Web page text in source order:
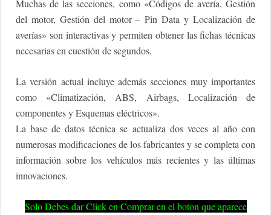
Muchas de las secciones, como «Códigos de avería, Gestión
del motor, Gestión del motor – Pin Data y Localización de
averías» son interactivas y permiten obtener las fichas técnicas
necesarias en cuestión de segundos.
La versión actual incluye además secciones muy importantes
como «Climatización, ABS, Airbags, Localización de
componentes y Esquemas eléctricos».
La base de datos técnica se actualiza dos veces al año con
numerosas modificaciones de los fabricantes y se completa con
información sobre los vehículos más recientes y las últimas
innovaciones.
Solo Debes dar Click en Comprar en el boton que aparece